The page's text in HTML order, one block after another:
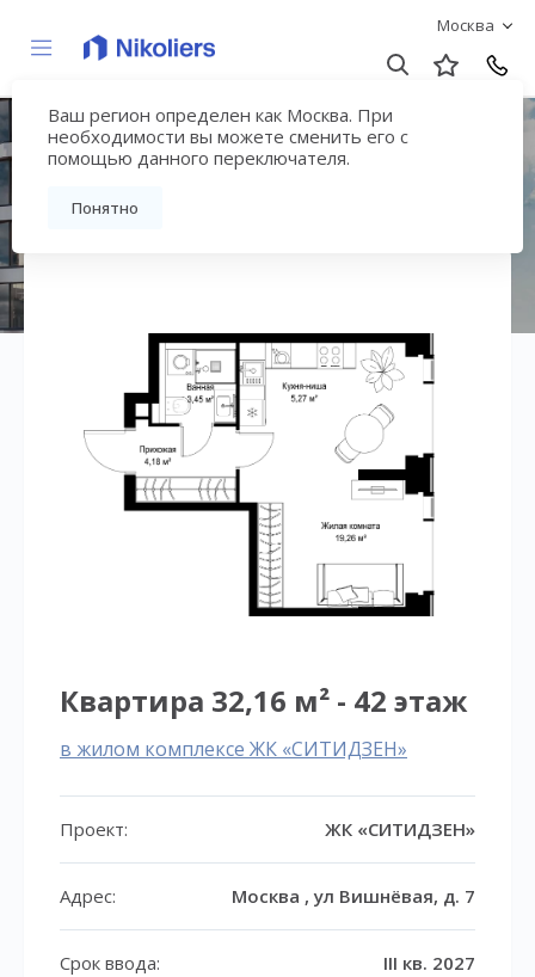
Москва
Ваш регион определен как Москва. При
необходимости вы можете сменить его с
помощью данного переключателя.
Понятно
ЖК «СИТИДЗЕН»
Вернуться на страницу жилого комплекса
Квартира 32,16 м² - 42 этаж
в жилом комплексе ЖК «СИТИДЗЕН»
Проект: ЖК «СИТИДЗЕН»
Адрес: Москва , ул Вишнёвая, д. 7
Срок ввода: III кв. 2027